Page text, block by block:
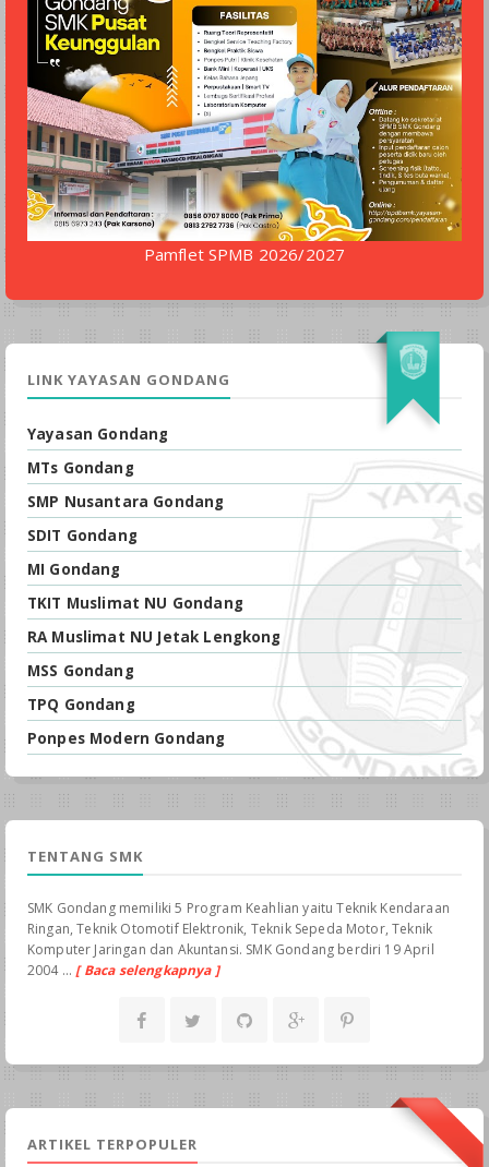
Pamflet SPMB 2026/2027
LINK YAYASAN GONDANG
Yayasan Gondang
MTs Gondang
SMP Nusantara Gondang
SDIT Gondang
MI Gondang
TKIT Muslimat NU Gondang
RA Muslimat NU Jetak Lengkong
MSS Gondang
TPQ Gondang
Ponpes Modern Gondang
TENTANG SMK
SMK Gondang memiliki 5 Program Keahlian yaitu Teknik Kendaraan
Ringan, Teknik Otomotif Elektronik, Teknik Sepeda Motor, Teknik
Komputer Jaringan dan Akuntansi. SMK Gondang berdiri 19 April
2004 ... [ Baca selengkapnya ]
ARTIKEL TERPOPULER